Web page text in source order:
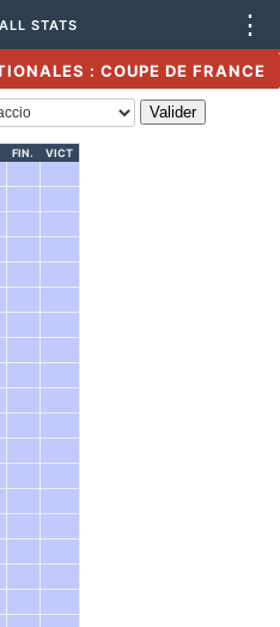
STATS ⋮
: COUPE DE FRANCE
FIN. VICT